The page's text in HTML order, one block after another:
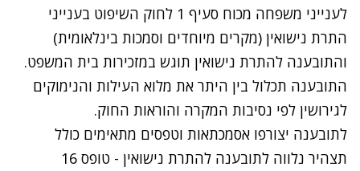
לענייני משפחה מכוח סעיף 1 לחוק השיפוט בענייני
התרת נישואין (מקרים מיוחדים וסמכות בינלאומית)
והתובענה להתרת נישואין תוגש במזכירות בית המשפט.
התובענה תכלול בין היתר את מלוא העילות והנימוקים
לגירושין לפי נסיבות המקרה והוראות החוק.
לתובענה יצורפו אסמכתאות וטפסים מתאימים כולל
תצהיר נלווה לתובענה להתרת נישואין - טופס 16